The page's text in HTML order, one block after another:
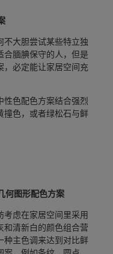
不大胆尝试某些特立独
合腼腆保守的人，但是
，必定能让家居空间充
性色配色方案结合强烈
撞色，或者绿松石与鲜
何图形配色方案
考虑在家居空间里采用
和清新白的颜色组合营
种主色调来达到对比鲜